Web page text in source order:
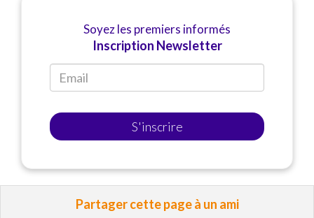
Soyez les premiers informés
Inscription Newsletter
S'inscrire
Partager cette page à un ami